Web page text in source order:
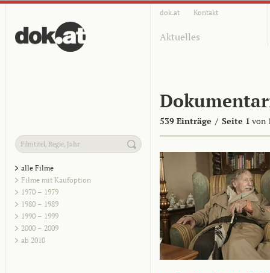
dok.at Kontakt
Aktuelles
539 Einträge / Seite 1 von
alle Filme
Filme mit Kaufoption
1970 – 1979
1980 – 1989
1990 – 1999
2000 – 2009
ab 2010